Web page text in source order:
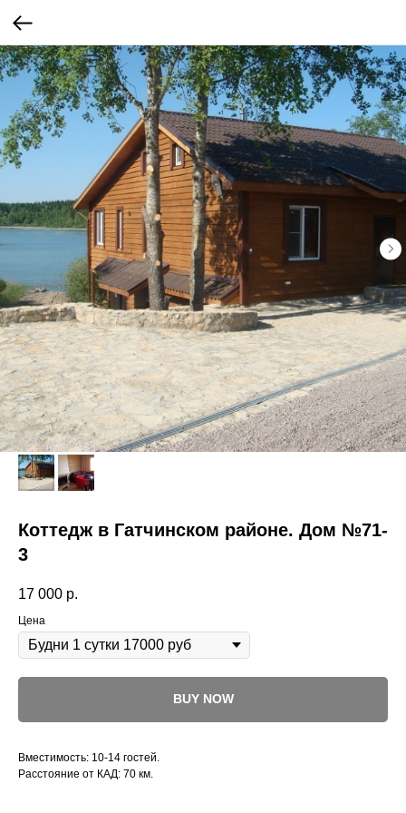
Коттедж в Гатчинском районе. Дом №71-
3
17 000 р.
Цена
BUY NOW
Вместимость: 10-14 гостей.
Расстояние от КАД: 70 км.